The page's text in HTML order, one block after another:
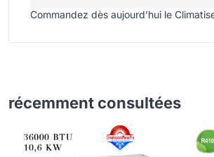
Commandez dès aujourd’hui le
récemment consultées